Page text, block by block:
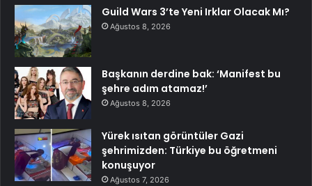
Guild Wars 3’te Yeni Irklar Olacak Mı?
Ağustos 8, 2026
Başkanın derdine bak: ‘Manifest bu
şehre adım atamaz!’
Ağustos 8, 2026
Yürek ısıtan görüntüler Gazi
şehrimizden: Türkiye bu öğretmeni
konuşuyor
Ağustos 7, 2026